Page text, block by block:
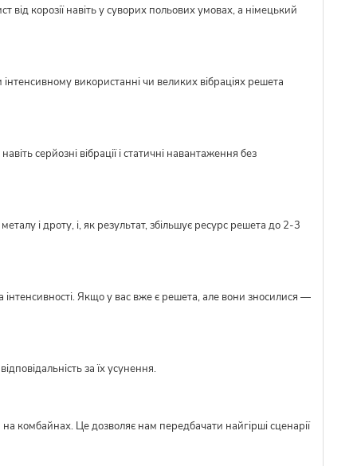
від корозії навіть у суворих польових умовах, а німецький
використанні чи великих вібраціях решета
серйозні вібрації і статичні навантаження без
і дроту, і, як результат, збільшує ресурс решета до 2-3
Якщо у вас вже є решета, але вони зносилися —
за їх усунення.
комбайнах. Це дозволяє нам передбачати найгірші сценарії